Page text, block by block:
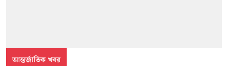
আন্তর্জাতিক খবর